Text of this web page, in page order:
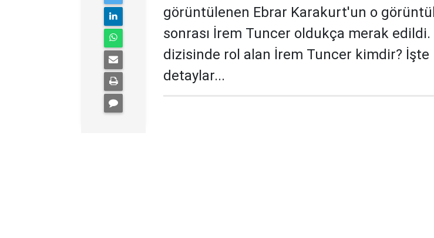
görüntülenen Ebrar Karakurt'un o
sonrası İrem Tuncer oldukça merak edildi.
dizisinde rol alan İrem Tuncer kimdir? İşte
detaylar...